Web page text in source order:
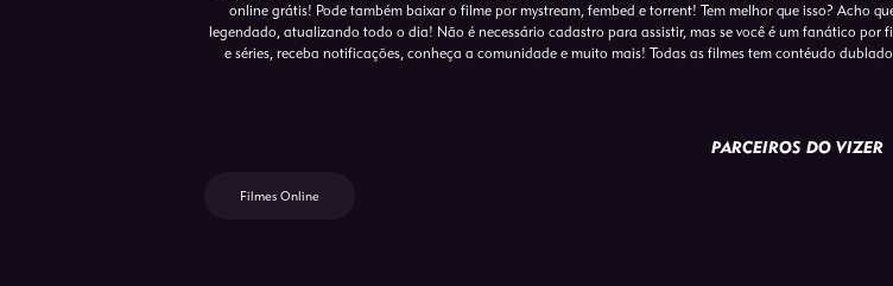
online grátis! Pode também baixar o filme por mystream, fembed e torrent! Tem melhor que isso? Acho
legendado, atualizando todo o dia! Não é necessário cadastro para assistir, mas se você é um fanático por
e séries, receba notificações, conheça a comunidade e muito mais! Todas as filmes tem contéudo
PARCEIROS DO VIZER
Filmes Online